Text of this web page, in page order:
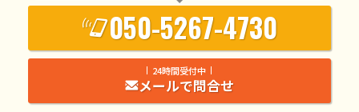
050-5267-4730
24時間受付中
メールで問合せ